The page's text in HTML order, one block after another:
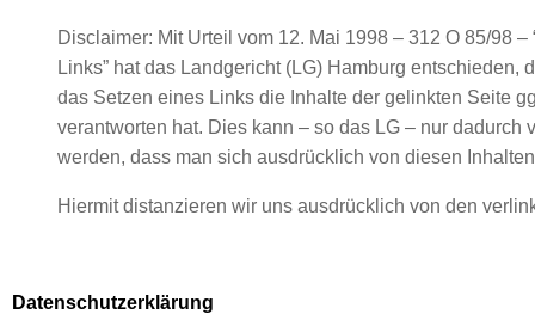
Disclaimer: Mit Urteil vom 12. Mai 1998 – 312 O 85/98 –
Links” hat das Landgericht (LG) Hamburg entschieden,
das Setzen eines Links die Inhalte der gelinkten Seite
verantworten hat. Dies kann – so das LG – nur dadurch
werden, dass man sich ausdrücklich von diesen
Hiermit distanzieren wir uns ausdrücklich von den
Datenschutzerklärung